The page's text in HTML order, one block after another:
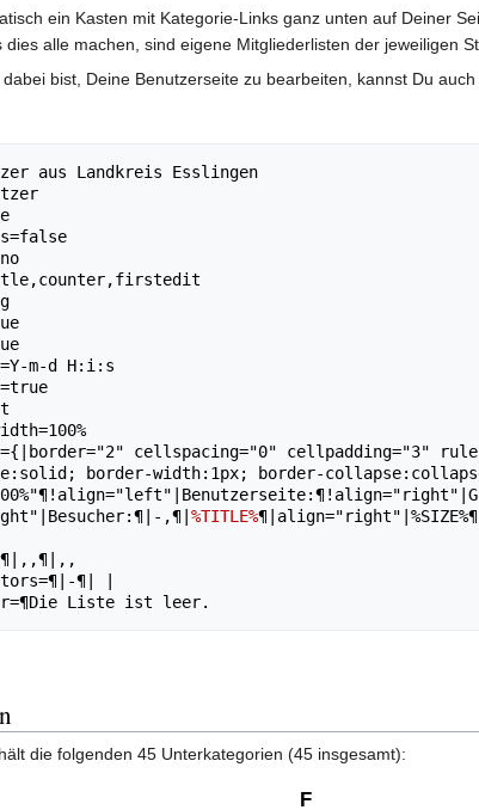
ein Kasten mit Kategorie-Links ganz unten auf Deiner
dies alle machen, sind eigene Mitgliederlisten der jeweiligen
dabei bist, Deine Benutzerseite zu bearbeiten, kannst Du
aus Landkreis Esslingen
m-d H:i:s
cellspacing="0" cellpadding="3"
border-width:1px; border-
,¶| %TITLE%
¶| |
die folgenden 45 Unterkategorien (45 insgesamt):
F